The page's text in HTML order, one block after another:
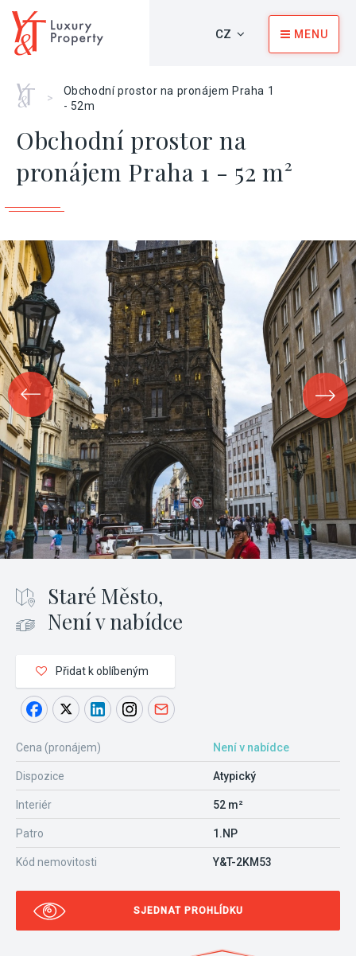
CZ MENU
Home
>
Obchodní prostor na pronájem Praha 1
- 52m
Obchodní prostor na
pronájem Praha 1 - 52 m²
Staré Město,
Není v nabídce
Přidat k oblíbeným
Cena (pronájem) Není v nabídce
Dispozice Atypický
Interiér 52 m²
Patro 1.NP
Kód nemovitosti Y&T-2KM53
SJEDNAT PROHLÍDKU